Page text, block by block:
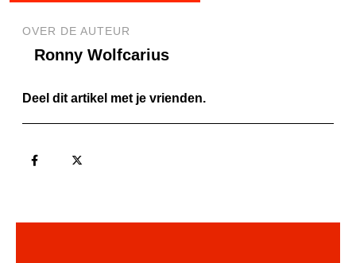
OVER DE AUTEUR
Ronny Wolfcarius
Deel dit artikel met je vrienden.